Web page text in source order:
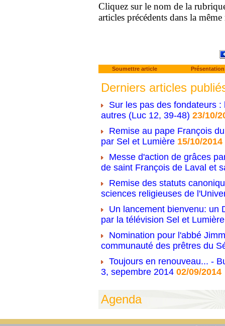
Cliquez sur le nom de la
articles précédents dans la
Soumettre article Présentation
Derniers articles
Sur les pas des fondateurs :
autres (Luc 12, 39-48) 23/10/
Remise au pape François
par Sel et Lumière 15/10/2014
Messe d'action de grâces
de saint François de Laval et
Remise des statuts
sciences religieuses de
Un lancement bienvenu: un
par la télévision Sel et Lumière
Nomination pour l'abbé
communauté des prêtres du
Toujours en renouveau... -
3, sepembre 2014 02/09/2014
Agenda